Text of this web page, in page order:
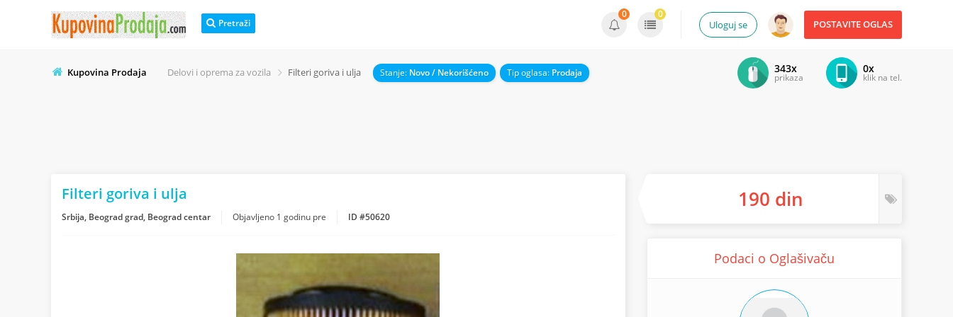
Pretraži POSTAVITE OGLAS
Uloguj se
0 0
Kupovina Prodaja Delovi i oprema za vozila Filteri goriva i ulja Stanje: Novo / Nekorišćeno Tip oglasa: Prodaja 0x
klik na tel.
343x
prikaza
Filteri goriva i ulja
Srbija, Beograd grad, Beograd centar Objavljeno 1 godinu pre ID #50620
190 din
Podaci o Oglašivaču